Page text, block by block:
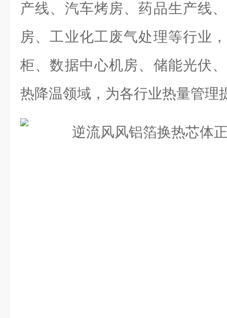
产线、汽车烤房、药品生产线
房、工业化工废气处理等行业
柜、数据中心机房、储能光伏
热降温领域，为各行业热量管理